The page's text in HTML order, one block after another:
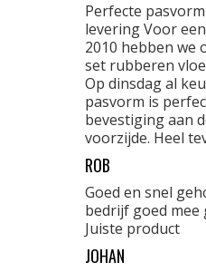
Perfecte
levering Voor
2010 hebben we
set rubberen
Op dinsdag al
pasvorm is
bevestiging aan
voorzijde. Heel
ROB
Goed en snel
bedrijf goed
Juiste product
JOHAN